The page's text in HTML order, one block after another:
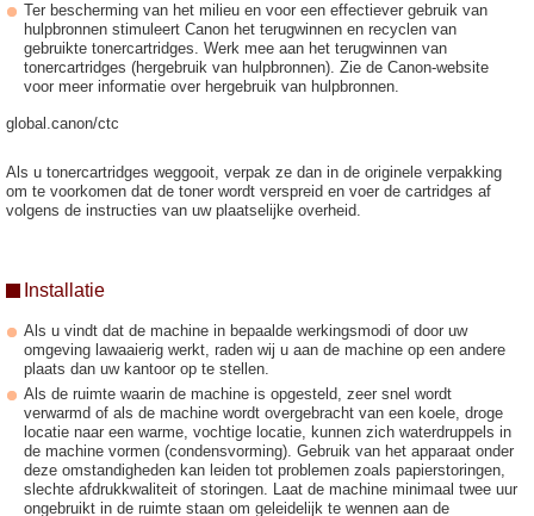
Ter bescherming van het milieu en voor een effectiever gebruik van
hulpbronnen stimuleert Canon het terugwinnen en recyclen van
gebruikte tonercartridges. Werk mee aan het terugwinnen van
tonercartridges (hergebruik van hulpbronnen). Zie de Canon-website
voor meer informatie over hergebruik van hulpbronnen.
global.canon/ctc
Als u tonercartridges weggooit, verpak ze dan in de originele verpakking
om te voorkomen dat de toner wordt verspreid en voer de cartridges af
volgens de instructies van uw plaatselijke overheid.
Installatie
Als u vindt dat de machine in bepaalde werkingsmodi of door uw
omgeving lawaaierig werkt, raden wij u aan de machine op een andere
plaats dan uw kantoor op te stellen.
Als de ruimte waarin de machine is opgesteld, zeer snel wordt
verwarmd of als de machine wordt overgebracht van een koele, droge
locatie naar een warme, vochtige locatie, kunnen zich waterdruppels in
de machine vormen (condensvorming). Gebruik van het apparaat onder
deze omstandigheden kan leiden tot problemen zoals papierstoringen,
slechte afdrukkwaliteit of storingen. Laat de machine minimaal twee uur
ongebruikt in de ruimte staan om geleidelijk te wennen aan de